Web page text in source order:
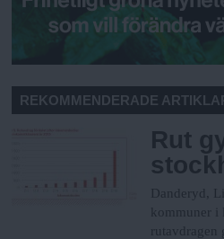
REKOMMENDERADE
Rut
Danderyd,
kommuner i
rutavdragen